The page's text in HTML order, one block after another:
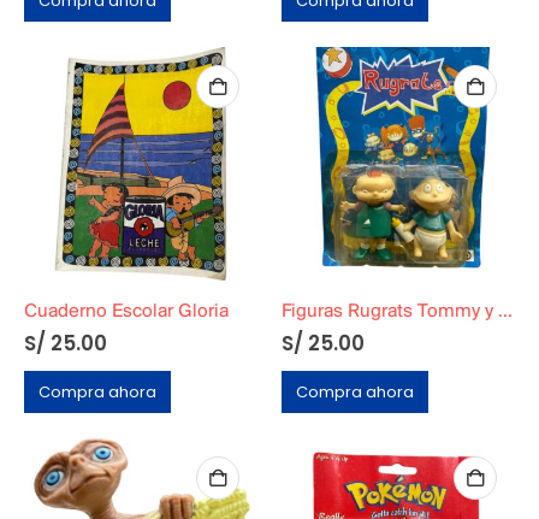
Cuaderno Escolar Gloria
S/ 25.00
Compra ahora
Figuras Rugrats Tommy y Philli
S/ 25.00
Compra ahora